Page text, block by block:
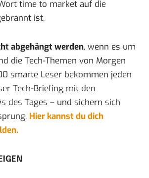
time to market auf die
ist.
abgehängt werden, wenn es um
die Tech-Themen von Morgen
smarte Leser bekommen jeden
Tech-Briefing mit den
des Tages – und sichern sich
Hier kannst du dich